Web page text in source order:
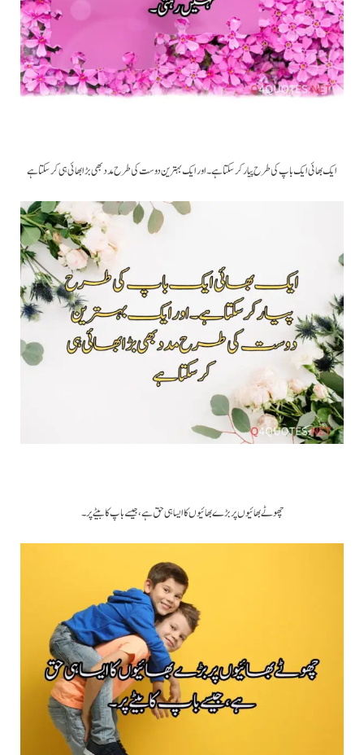
ایک بھائی ایک باپ کی طرح پیار کرسکتا ہے ۔ اور ایک بہترین دوست کی طرح مدد بھی بڑا بھائی ہی کر سکتا ہے
چھوٹے بھائیوں پر بڑے بھائیوں کا ایساہی حق ہے ، جیسے باپ کا بیٹے پر ۔